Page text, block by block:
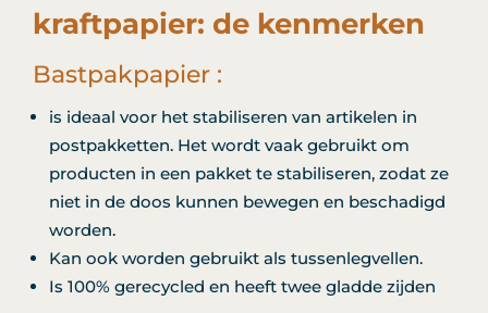
kraftpapier: de kenmerken
Bastpakpapier :
is ideaal voor het stabiliseren van artikelen in
postpakketten. Het wordt vaak gebruikt om
producten in een pakket te stabiliseren, zodat ze
niet in de doos kunnen bewegen en beschadigd
worden.
Kan ook worden gebruikt als tussenlegvellen.
Is 100% gerecycled en heeft twee gladde zijden